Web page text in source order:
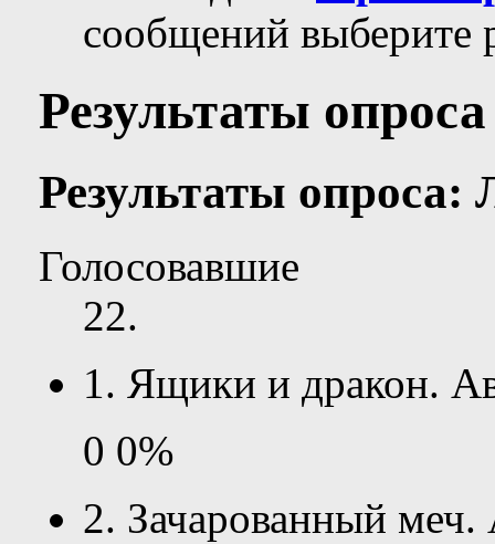
сообщений выберите
Результаты опроса
Результаты опроса:
Голосовавшие
22.
1. Ящики и дракон.
0 0%
2. Зачарованный меч.